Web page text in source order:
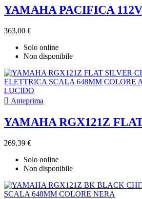
YAMAHA PACIFICA
363,00 €
Solo online
Non disponibile
 Anteprima
YAMAHA RGX121Z
269,39 €
Solo online
Non disponibile